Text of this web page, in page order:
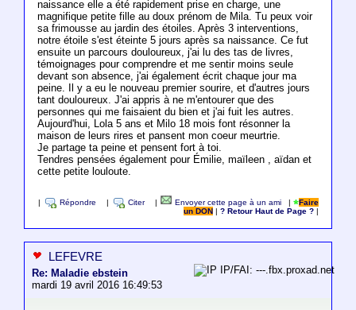
naissance elle a été rapidement prise en charge, une
magnifique petite fille au doux prénom de Mila. Tu peux voir
sa frimousse au jardin des étoiles. Après 3 interventions,
notre étoile s'est éteinte 5 jours après sa naissance. Ce fut
ensuite un parcours douloureux, j'ai lu des tas de livres,
témoignages pour comprendre et me sentir moins seule
devant son absence, j'ai également écrit chaque jour ma
peine. Il y a eu le nouveau premier sourire, et d'autres jours
tant douloureux. J'ai appris à ne m'entourer que des
personnes qui me faisaient du bien et j'ai fuit les autres.
Aujourd'hui, Lola 5 ans et Milo 18 mois font résonner la
maison de leurs rires et pansent mon coeur meurtrie.
Je partage ta peine et pensent fort à toi.
Tendres pensées également pour Émilie, maïleen , aïdan et
cette petite louloute.
Répondre Citer Envoyer cette page à un ami |
Faire
un DON
|? Retour Haut de Page ?
LEFEVRE
Re: Maladie ebstein
mardi 19 avril 2016 16:49:53
IP/FAI: ---.fbx.proxad.net